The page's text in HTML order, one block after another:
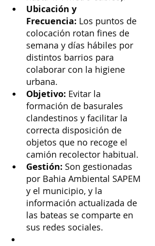
Ubicación y
Frecuencia: Los puntos de
colocación rotan fines de
semana y días hábiles por
distintos barrios para
colaborar con la higiene
urbana.
Objetivo: Evitar la
formación de basurales
clandestinos y facilitar la
correcta disposición de
objetos que no recoge el
camión recolector habitual.
Gestión: Son gestionadas
por Bahia Ambiental SAPEM
y el municipio, y la
información actualizada de
las bateas se comparte en
sus redes sociales.